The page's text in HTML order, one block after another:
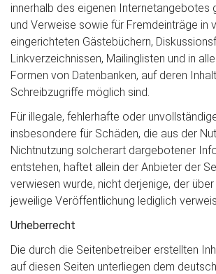
innerhalb des eigenen Internetangebotes
und Verweise sowie für Fremdeinträge in
eingerichteten Gästebüchern,
Linkverzeichnissen, Mailinglisten und in
Formen von Datenbanken, auf deren
Schreibzugriffe möglich sind.
Für illegale, fehlerhafte oder
insbesondere für Schäden, die aus der
Nichtnutzung solcherart dargebotener
entstehen, haftet allein der Anbieter der
verwiesen wurde, nicht derjenige, der
jeweilige Veröffentlichung lediglich
Urheberrecht
Die durch die Seitenbetreiber erstellten
auf diesen Seiten unterliegen dem